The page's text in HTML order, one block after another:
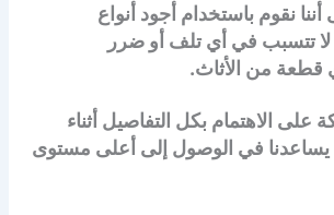
أننا نقوم باستخدام أجود أنواع
لا تتسبب في أي تلف أو ضرر
قطعة من الأثاث.
على الاهتمام بكل التفاصيل أثناء
يساعدنا في الوصول إلى أعلى مستوى